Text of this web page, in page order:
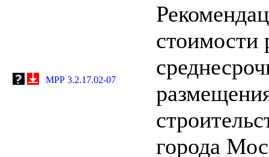
МРР 3.2.17.02-07
стоимости
города